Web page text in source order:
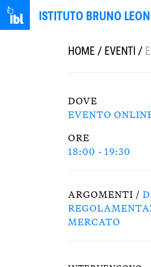
ISTITUTO BRUNO
HOME/EVENTI/
DOVE
EVENTO
ORE
18:00 - 19:30
ARGOMENTI /
MERCATO